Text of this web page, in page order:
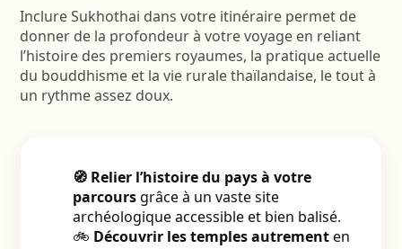
Inclure Sukhothai dans votre itinéraire permet de
donner de la profondeur à votre voyage en reliant
l’histoire des premiers royaumes, la pratique actuelle
du bouddhisme et la vie rurale thaïlandaise, le tout à
un rythme assez doux.
🧭 Relier l’histoire du pays à votre
parcoursgrâce à un vaste site
archéologique accessible et bien balisé.
🚲 Découvrir les temples autrementen